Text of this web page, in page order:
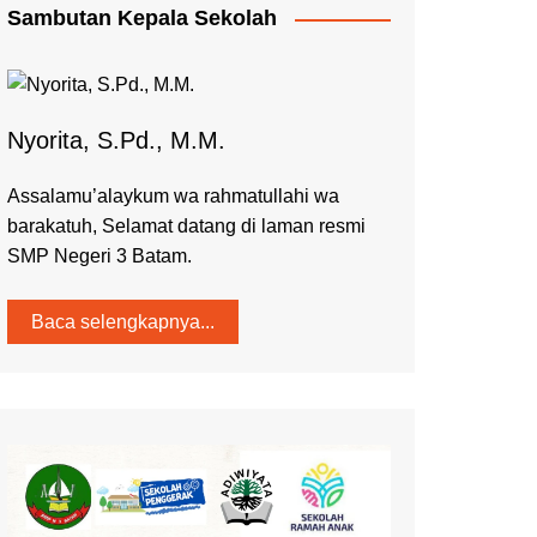
Sambutan Kepala Sekolah
Nyorita, S.Pd., M.M.
Assalamu’alaykum wa rahmatullahi wa
barakatuh, Selamat datang di laman resmi
SMP Negeri 3 Batam.
Baca selengkapnya...